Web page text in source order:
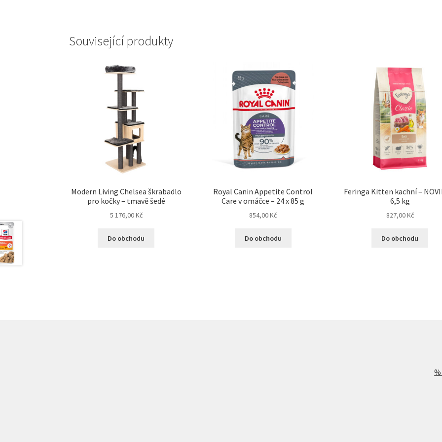
Související produkty
Modern Living Chelsea škrabadlo
pro kočky – tmavě šedé
5 176,00Kč
Do obchodu
Royal Canin Appetite Control
Care v omáčce – 24 x 85 g
854,00Kč
Do obchodu
Feringa Kitten kachní –
6,5 kg
827,00Kč
Do obchodu